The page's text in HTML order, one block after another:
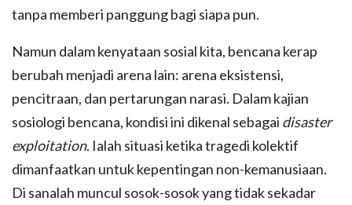
tanpa memberi panggung bagi siapa pun.
Namun dalam kenyataan sosial kita, bencana kerap
berubah menjadi arena lain: arena eksistensi,
pencitraan, dan pertarungan narasi. Dalam kajian
sosiologi bencana, kondisi ini dikenal sebagai disaster
exploitation. Ialah situasi ketika tragedi kolektif
dimanfaatkan untuk kepentingan non-kemanusiaan.
Di sanalah muncul sosok-sosok yang tidak sekadar